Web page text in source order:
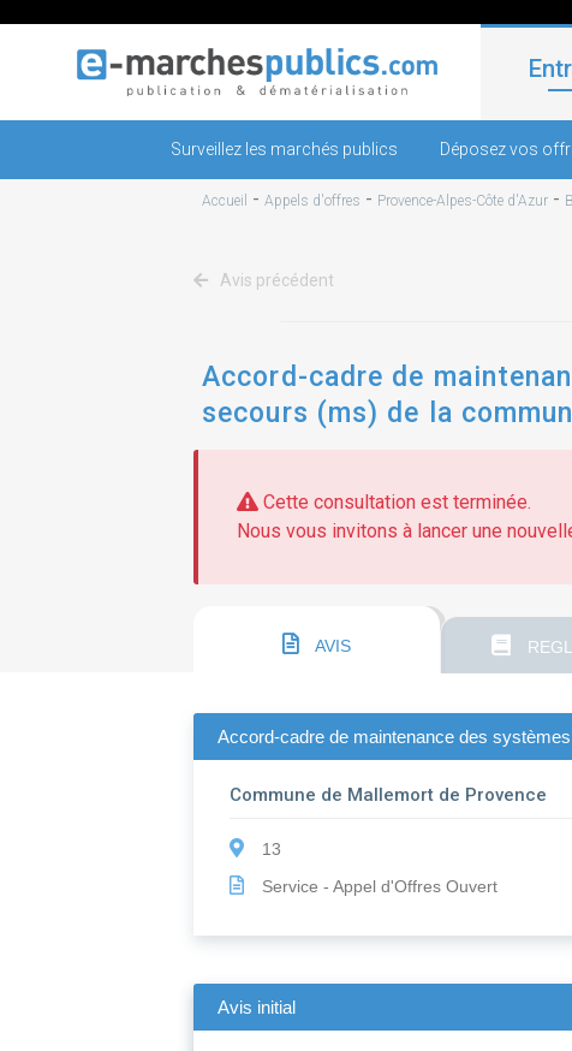
Surveillez les marchés publics Déposez vos
Accueil - Appels d'offres - Provence-Alpes-Côte d'Azur -
Avis précédent
Accord-cadre de
secours (ms) de la
Cette consultation est terminée.
Nous vous invitons à lancer une
AVIS
Accord-cadre de maintenance des
Commune de Mallemort de Provence
13
Service - Appel d'Offres Ouvert
Avis initial